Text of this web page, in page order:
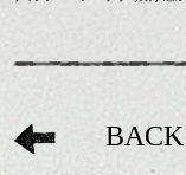
BACK